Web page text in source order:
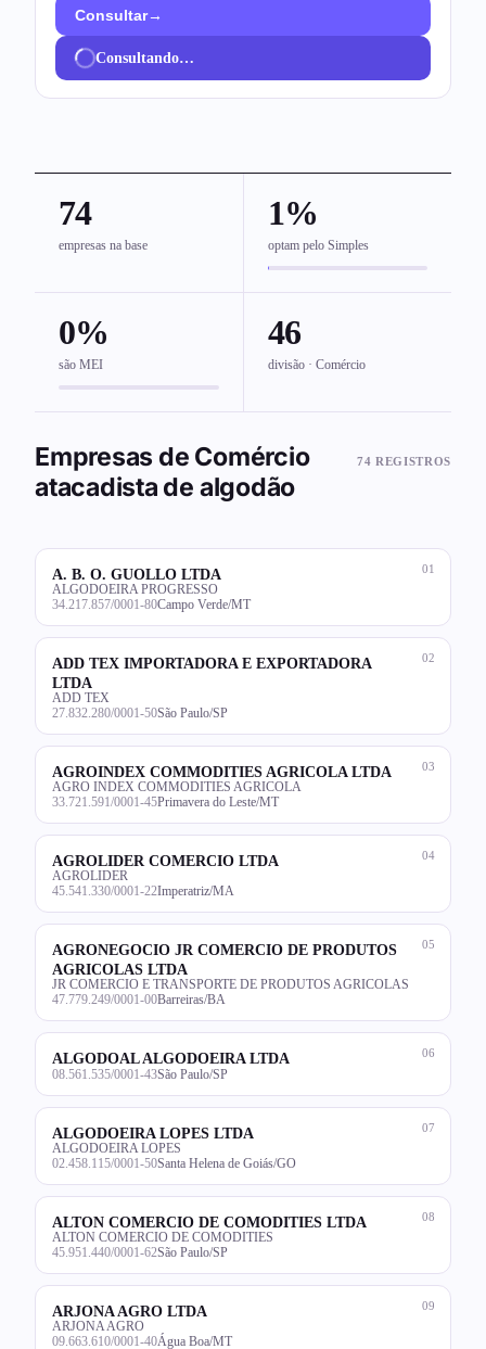
Consultar→
Consultando…
74
empresas na base
1%
optam pelo Simples
0%
são MEI
46
divisão · Comércio
Empresas de Comércio
atacadista de algodão
74 REGISTROS
01
A. B. O. GUOLLO LTDA
ALGODOEIRA PROGRESSO
34.217.857/0001-80Campo Verde/MT
02
ADD TEX IMPORTADORA E EXPORTADORA
LTDA
ADD TEX
27.832.280/0001-50São Paulo/SP
03
AGROINDEX COMMODITIES AGRICOLA LTDA
AGRO INDEX COMMODITIES AGRICOLA
33.721.591/0001-45Primavera do Leste/MT
04
AGROLIDER COMERCIO LTDA
AGROLIDER
45.541.330/0001-22Imperatriz/MA
05
AGRONEGOCIO JR COMERCIO DE PRODUTOS
AGRICOLAS LTDA
JR COMERCIO E TRANSPORTE DE PRODUTOS AGRICOLAS
47.779.249/0001-00Barreiras/BA
06
ALGODOAL ALGODOEIRA LTDA
08.561.535/0001-43São Paulo/SP
07
ALGODOEIRA LOPES LTDA
ALGODOEIRA LOPES
02.458.115/0001-50Santa Helena de Goiás/GO
08
ALTON COMERCIO DE COMODITIES LTDA
ALTON COMERCIO DE COMODITIES
45.951.440/0001-62São Paulo/SP
09
ARJONA AGRO LTDA
ARJONA AGRO
09.663.610/0001-40Água Boa/MT